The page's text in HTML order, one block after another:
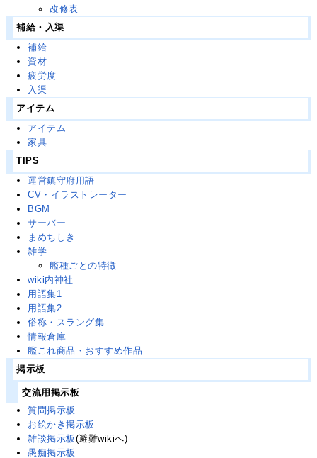
改修表
補給・入渠
補給
資材
疲労度
入渠
アイテム
アイテム
家具
TIPS
運営鎮守府用語
CV・イラストレーター
BGM
サーバー
まめちしき
雑学
艦種ごとの特徴
wiki内神社
用語集1
用語集2
俗称・スラング集
情報倉庫
艦これ商品・おすすめ作品
掲示板
交流用掲示板
質問掲示板
お絵かき掲示板
雑談掲示板(避難wikiへ)
愚痴掲示板